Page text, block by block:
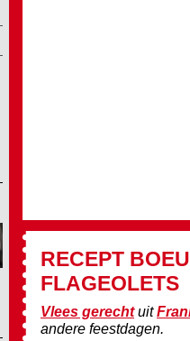
RECEPT
FLAGEOLETS
Vlees gerechtuit
andere feestdagen.